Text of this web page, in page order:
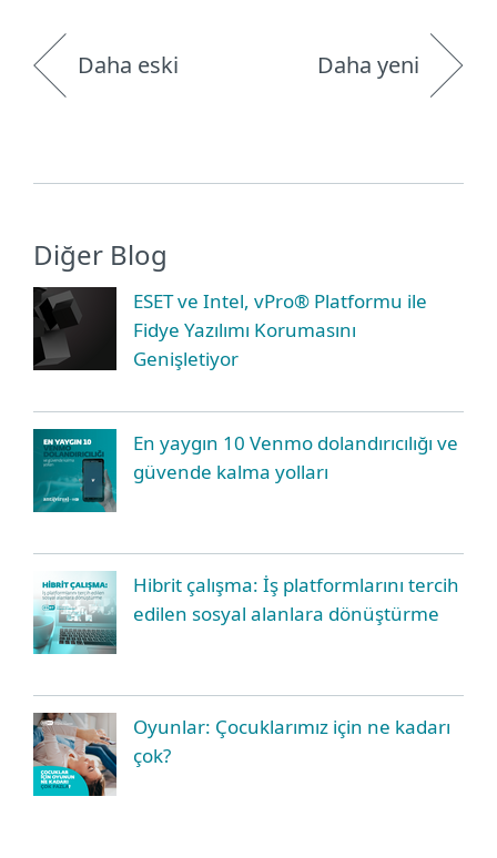
Daha eski Daha yeni
Diğer Blog
ESET ve Intel, vPro® Platformu ile
Fidye Yazılımı Korumasını
Genişletiyor
En yaygın 10 Venmo dolandırıcılığı ve
güvende kalma yolları
Hibrit çalışma: İş platformlarını tercih
edilen sosyal alanlara dönüştürme
Oyunlar: Çocuklarımız için ne kadarı
çok?